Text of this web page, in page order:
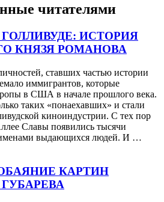
читателями
ИСТОРИЯ
КНЯЗЯ РОМАНОВА
ставших частью истории
иммигрантов, которые
в США в начале прошлого века.
таких «понаехавших» и стали
киноиндустрии. С тех пор
Славы появились тысячи
именами выдающихся людей. И …
КАРТИН